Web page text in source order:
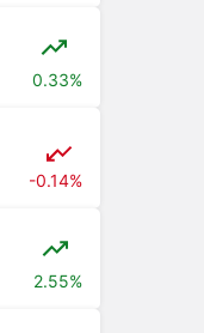
0.33%
-0.14%
2.55%